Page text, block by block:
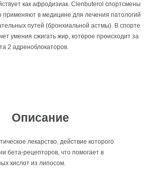
как афродизиак. Clenbuterol спортсмены
применяют в медицине для лечения патологий
путей (бронхиальной астмы). В спорте
умения сжигать жир, которое происходит за
2 адреноблокаторов.
Описание
лекарство, действие которого
бета-рецепторов, что помогает в
кислот из липосом.